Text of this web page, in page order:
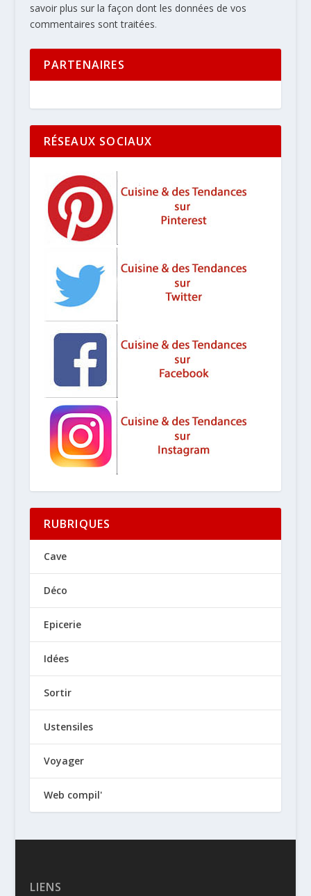
savoir plus sur la façon dont les données de vos
commentaires sont traitées.
PARTENAIRES
RÉSEAUX SOCIAUX
RUBRIQUES
Cave
Déco
Epicerie
Idées
Sortir
Ustensiles
Voyager
Web compil'
LIENS